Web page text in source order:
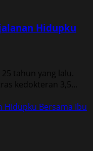
Hidupku
tahun yang lalu.
kedokteran 3,5...
Hidupku Bersama Ibu